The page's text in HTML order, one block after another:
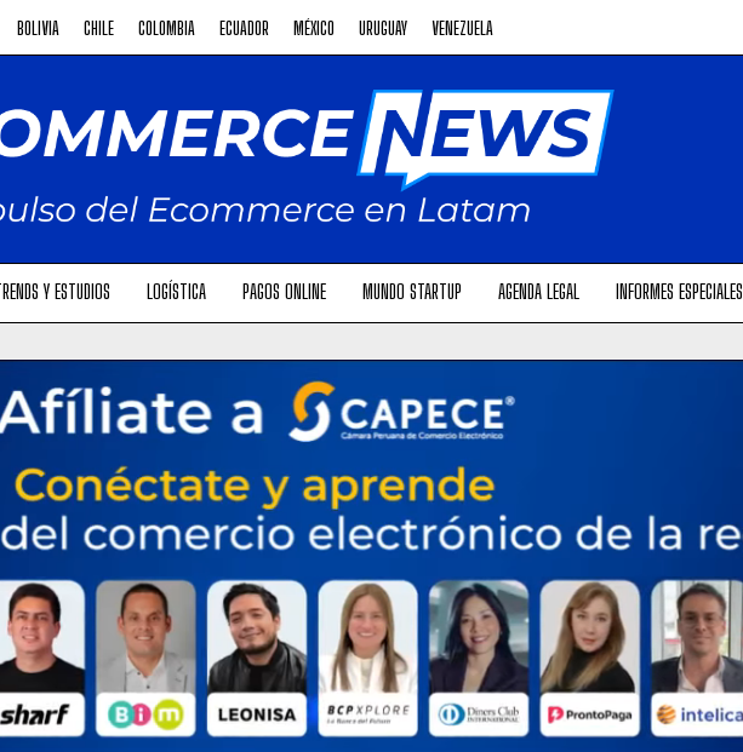
BOLIVIA CHILE COLOMBIA ECUADOR MÉXICO URUGUAY VENEZUELA
Y ESTUDIOS LOGÍSTICA PAGOS ONLINE MUNDO STARTUP AGENDA LEGAL INFORMES ESPECIALES